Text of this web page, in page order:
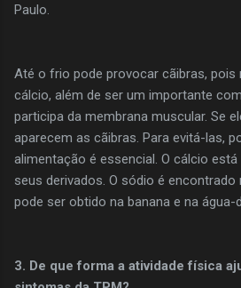
Paulo.
Até o frio pode provocar cãibras, pois
cálcio, além de ser um importante
participa da membrana muscular. Se
aparecem as cãibras. Para evitá-las,
alimentação é essencial. O cálcio
seus derivados. O sódio é
pode ser obtido na banana e na água-
3. De que forma a atividade física